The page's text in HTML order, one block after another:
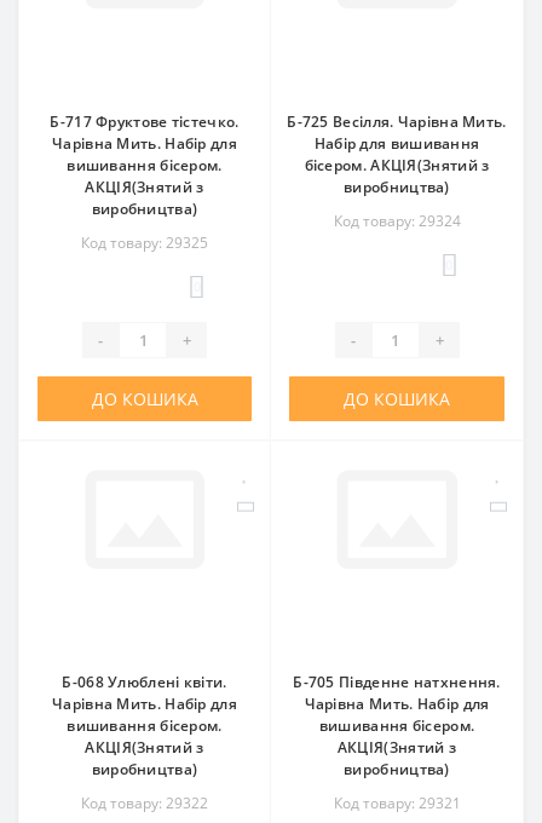
Б-717 Фруктове тістечко.
Чарівна Мить. Набір для
вишивання бісером.
АКЦІЯ(Знятий з
виробництва)
Код товару: 29325
- +
ДО КОШИКА
Б-725 Весілля. Чарівна Мить.
Набір для вишивання
бісером. АКЦІЯ(Знятий з
виробництва)
Код товару: 29324
- +
ДО КОШИКА
Б-068 Улюблені квіти.
Чарівна Мить. Набір для
вишивання бісером.
АКЦІЯ(Знятий з
виробництва)
Код товару: 29322
Б-705 Південне натхнення.
Чарівна Мить. Набір для
вишивання бісером.
АКЦІЯ(Знятий з
виробництва)
Код товару: 29321